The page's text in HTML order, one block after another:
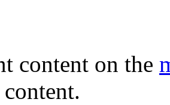
content on the